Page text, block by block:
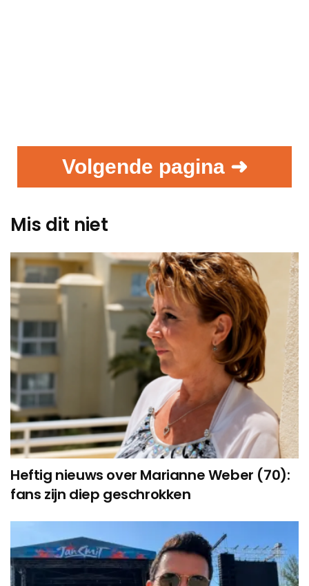
Volgende pagina ➜
Mis dit niet
Heftig nieuws over Marianne Weber (70):
fans zijn diep geschrokken